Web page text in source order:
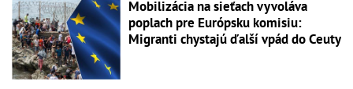
Mobilizácia na sieťach vyvoláva
poplach pre Európsku komisiu:
Migranti chystajú ďalší vpád do Ceuty